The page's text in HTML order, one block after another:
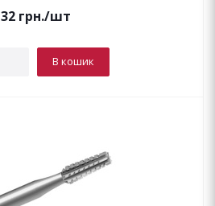
32грн./шт
В кошик